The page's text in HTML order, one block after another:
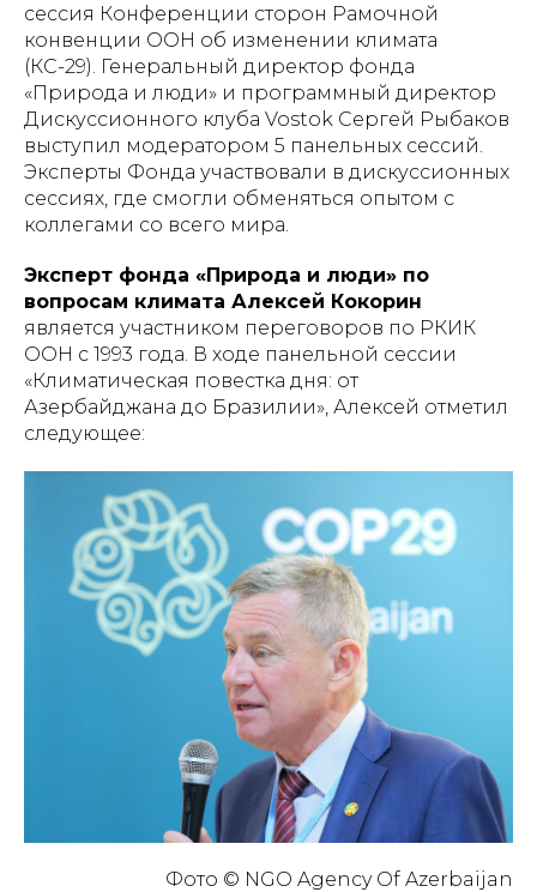
сессия Конференции сторон Рамочной
конвенции ООН об изменении климата
(КС-29). Генеральный директор фонда
«Природа и люди» и программный директор
Дискуссионного клуба Vostok Сергей Рыбаков
выступил модератором 5 панельных сессий.
Эксперты Фонда участвовали в дискуссионных
сессиях, где смогли обменяться опытом с
коллегами со всего мира.
Эксперт фонда «Природа и люди» по
вопросам климата Алексей Кокорин
является участником переговоров по РКИК
ООН с 1993 года. В ходе панельной сессии
«Климатическая повестка дня: от
Азербайджана до Бразилии», Алексей отметил
следующее:
Фото © NGO Agency Of Azerbaijan